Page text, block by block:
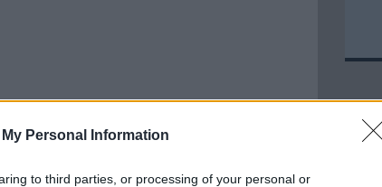
Personal Information
to third parties, or processing of your personal or